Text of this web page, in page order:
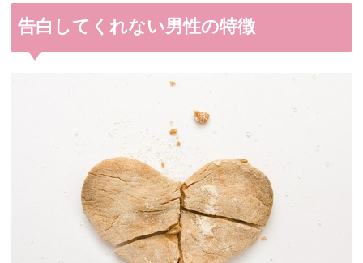
告白してくれない男性の特徴